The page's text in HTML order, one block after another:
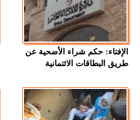
الإفتاء: حكم شراء الأضحية عن
طريق البطاقات الائتمانية